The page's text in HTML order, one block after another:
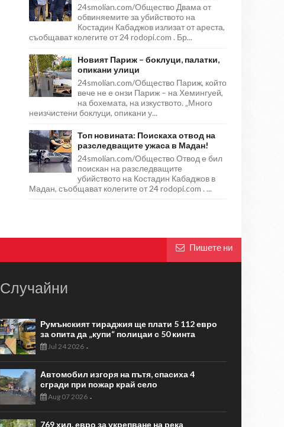
24smolian.com/Общество Двама от
обвиняемите за убийството на
Костадин Кабаджов излизат от ареста,
съобщават колегите от 24 rodopi.com . Бр...
Новият Париж – боклуци, палатки,
опикани улици
24smolian.com/Общество Париж, който
вече не е онзи Париж – на Хемингуей,
на бохемата, на изкуството. „Много
неизчистени боклуци, опикани у...
Топ новината: Поискаха отвод на
разследващите ужаса в Мадан!
24smolian.com/Общество Отвод е бил
поискан на разследващите
убийството на Костадин Кабаджов в
Мадан, съобщават колегите от 24 rodopi.com . ...
Пишете ни
Случайни
Румънският тираджия ще плати 5 112 евро
за опита да „купи“ полицаи с 50 кинта
Jul 24 2026-
Автомобил изгоря на пътя, спасиха 4
сгради при пожар край село
Aug 07 2026-
769 хил. евро за укрепване на река